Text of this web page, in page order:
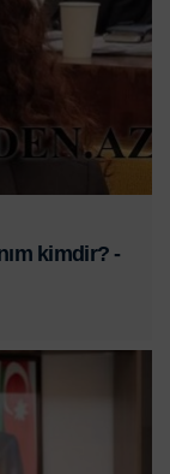
kimdir? -